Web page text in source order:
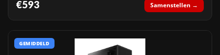
€593 Samenstellen →
GEMIDDELD